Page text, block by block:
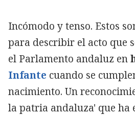
Incómodo y tenso. Estos
para describir el acto que
el Parlamento andaluz en
Infante cuando se
nacimiento. Un
la patria andaluza' que ha